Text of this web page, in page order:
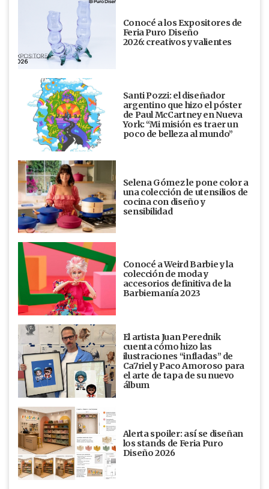
Conocé a los Expositores de
Feria Puro Diseño
2026: creativos y valientes
Santi Pozzi: el diseñador
argentino que hizo el póster
de Paul McCartney en Nueva
York: “Mi misión es traer un
poco de belleza al mundo”
Selena Gómez le pone color a
una colección de utensilios de
cocina con diseño y
sensibilidad
Conocé a Weird Barbie y la
colección de moda y
accesorios definitiva de la
Barbiemanía 2023
El artista Juan Perednik
cuenta cómo hizo las
ilustraciones “infladas” de
Ca7riel y Paco Amoroso para
el arte de tapa de su nuevo
álbum
Alerta spoiler: así se diseñan
los stands de Feria Puro
Diseño 2026